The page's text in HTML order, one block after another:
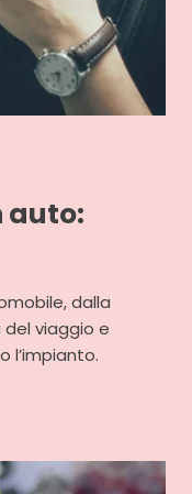
auto:
dalla
viaggio e
l’impianto.